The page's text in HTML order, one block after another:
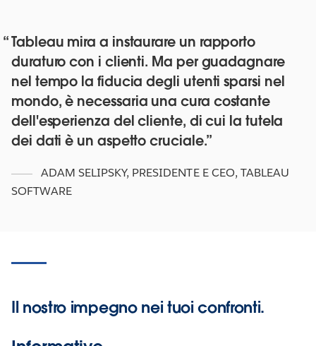
Tableau mira a instaurare un rapporto
duraturo con i clienti. Ma per guadagnare
nel tempo la fiducia degli utenti sparsi nel
mondo, è necessaria una cura costante
dell'esperienza del cliente, di cui la tutela
dei dati è un aspetto cruciale.
ADAM SELIPSKY, PRESIDENTE E CEO, TABLEAU
SOFTWARE
Il nostro impegno nei tuoi confronti.